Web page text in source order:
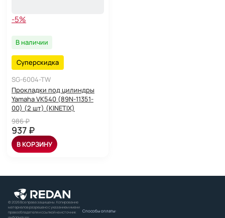
-5%
В наличии
Суперскидка
SG-6004-TW
Прокладки под цилиндры
Yamaha VK540 (89N-11351-
00) (2 шт) (KINETIX)
986 ₽
937 ₽
В КОРЗИНУ
© 2026 Все права защищены. Копирование
материалов разрешено с указанием имени
правообладателя и ссылкой на источник
информации
Способы оплаты: